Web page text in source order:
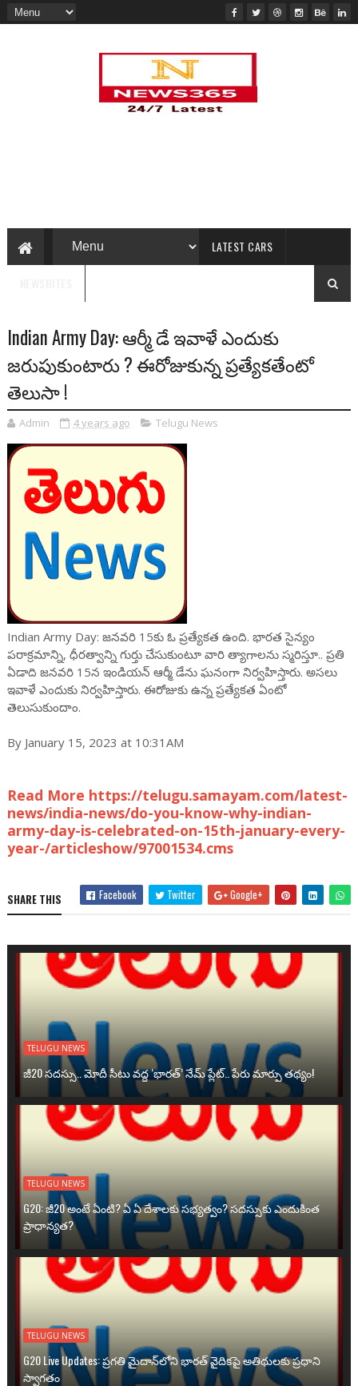
LATEST CARS
Indian Army Day: ఆర్మీ డే ఇవాళే ఎందుకు
జరుపుకుంటారు ? ఈరోజుకున్న ప్రత్యేకతేంటో
తెలుసా !
Admin 4 years ago Telugu News
Indian Army Day: జనవరి 15కు ఓ ప్రత్యేకత ఉంది. భారత సైన్యం
పరాక్రమాన్ని, ధీరత్వాన్ని గుర్తు చేసుకుంటూ వారి త్యాగాలను స్మరిస్తూ.. ప్రతి
ఏడాది జనవరి 15న ఇండియన్ ఆర్మీ డేను ఘనంగా నిర్వహిస్తారు. అసలు
ఇవాళే ఎందుకు నిర్వహిస్తారు. ఈరోజుకు ఉన్న ప్రత్యేకత ఏంటో
తెలుసుకుందాం.
By January 15, 2023 at 10:31AM
Read More https://telugu.samayam.com/latest-
news/india-news/do-you-know-why-indian-
army-day-is-celebrated-on-15th-january-every-
year-/articleshow/97001534.cms
SHARE THIS Facebook Twitter Google+
TELUGU NEWS
జీ20 సదస్సు.. మోదీ సీటు వద్ద ‘భారత్’ నేమ్ ప్లేట్‌.. పేరు మార్పు తథ్యం!
TELUGU NEWS
G20: జీ20 అంటే ఏంటి? ఏ ఏ దేశాలకు సభ్యత్వం? సదస్సుకు ఎందుకింత
ప్రాధాన్యత?
TELUGU NEWS
G20 Live Updates: ప్రగతి మైదాన్‌లోని భారత్ వైదికపై అతిథులకు ప్రధాని
స్వాగతం